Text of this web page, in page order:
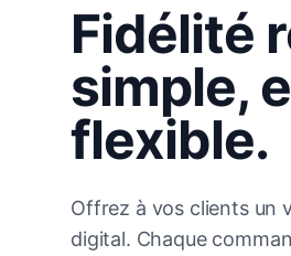
Fidélité
simple,
flexible.
Offrez à vos clients un
digital. Chaque